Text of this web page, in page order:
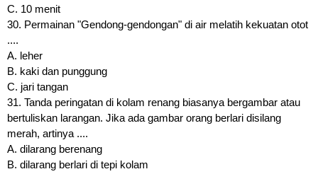
C. 10 menit
30. Permainan "Gendong-gendongan" di air melatih kekuatan otot
....
A. leher
B. kaki dan punggung
C. jari tangan
31. Tanda peringatan di kolam renang biasanya bergambar atau
bertuliskan larangan. Jika ada gambar orang berlari disilang
merah, artinya ....
A. dilarang berenang
B. dilarang berlari di tepi kolam